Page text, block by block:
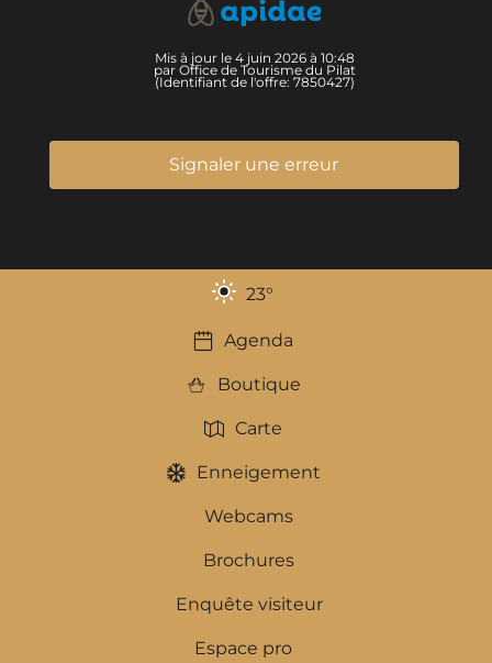
Mis à jour le 4 juin 2026 à 10:48
par Office de Tourisme du Pilat
(Identifiant de l'offre: 7850427)
Signaler une erreur
23°
Agenda
Boutique
Carte
Enneigement
Webcams
Brochures
Enquête visiteur
Espace pro